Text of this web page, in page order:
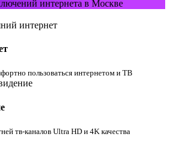
пользоваться интернетом и ТВ
тв-каналов Ultra HD и 4K качества